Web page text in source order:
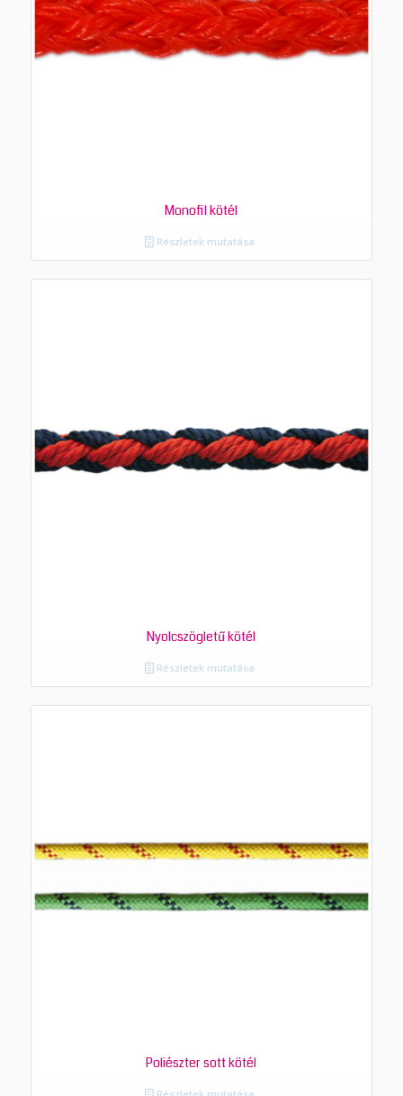
Monofil kötél
Részletek mutatása
Nyolcszögletű kötél
Részletek mutatása
Poliészter sott kötél